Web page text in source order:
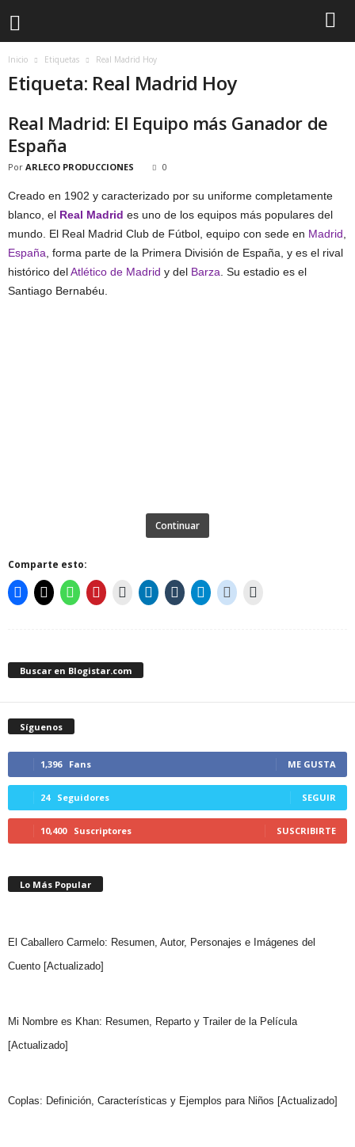
Inicio Etiquetas Real Madrid Hoy
Etiqueta: Real Madrid Hoy
Real Madrid: El Equipo más Ganador de
España
Por ARLECO PRODUCCIONES 0
Creado en 1902 y caracterizado por su uniforme completamente
blanco, el Real Madrid es uno de los equipos más populares del
mundo. El Real Madrid Club de Fútbol, equipo con sede en Madrid
España , forma parte de la Primera División de España, y es el rival
histórico delAtlético de Madrid y del Barza . Su estadio es el
Santiago Bernabéu.
Continuar
Comparte esto:
Buscar en Blogistar.com
Síguenos
1,396 Fans ME GUSTA
24 Seguidores SEGUIR
10,400 Suscriptores SUSCRIBIRTE
Lo Más Popular
El Caballero Carmelo: Resumen, Autor, Personajes e Imágenes del
Cuento [Actualizado]
Mi Nombre es Khan: Resumen, Reparto y Trailer de la Película
[Actualizado]
Coplas: Definición, Características y Ejemplos para Niños [Actualizado]